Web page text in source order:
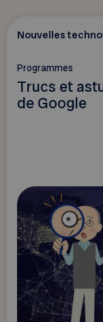
Nouvelles
Programmes
Trucs et
de Google